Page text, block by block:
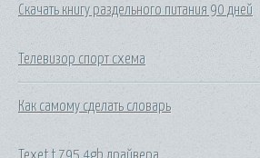
Скачать книгу раздельного питания 90 дней
Телевизор спорт схема
Как самому сделать словарь
Texet t 795 4gb драйвера